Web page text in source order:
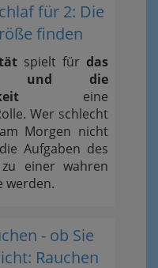
für 2: Die
finden
spielt für das
und die
eine
Wer schlecht
Morgen nicht
Aufgaben des
einer wahren
werden.
- ob Sie
Rauchen